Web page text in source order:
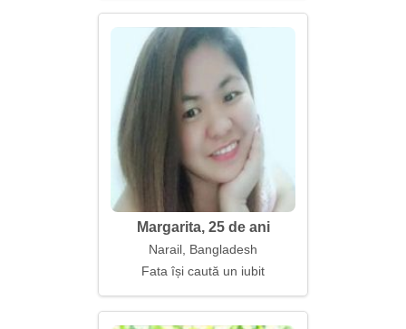
Margarita, 25 de ani
Narail, Bangladesh
Fata își caută un iubit